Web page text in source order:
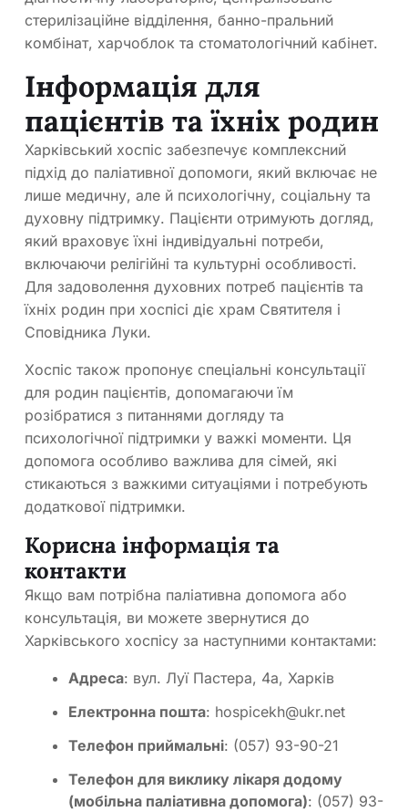
стерилізаційне відділення, банно-пральний
комбінат, харчоблок та стоматологічний кабінет.
Інформація для
пацієнтів та їхніх родин
Харківський хоспіс забезпечує комплексний
підхід до паліативної допомоги, який включає не
лише медичну, але й психологічну, соціальну та
духовну підтримку. Пацієнти отримують догляд,
який враховує їхні індивідуальні потреби,
включаючи релігійні та культурні особливості.
Для задоволення духовних потреб пацієнтів та
їхніх родин при хоспісі діє храм Святителя і
Сповідника Луки.
Хоспіс також пропонує спеціальні консультації
для родин пацієнтів, допомагаючи їм
розібратися з питаннями догляду та
психологічної підтримки у важкі моменти. Ця
допомога особливо важлива для сімей, які
стикаються з важкими ситуаціями і потребують
додаткової підтримки.
Корисна інформація та
контакти
Якщо вам потрібна паліативна допомога або
консультація, ви можете звернутися до
Харківського хоспісу за наступними контактами:
Адреса: вул. Луї Пастера, 4а, Харків
Електронна пошта: hospicekh@ukr.net
Телефон приймальні: (057) 93-90-21
Телефон для виклику лікаря додому
(мобільна паліативна допомога): (057) 93-